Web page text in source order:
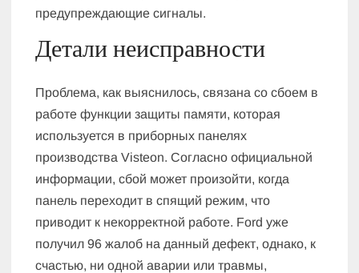
предупреждающие сигналы.
Детали неисправности
Проблема, как выяснилось, связана со сбоем в
работе функции защиты памяти, которая
используется в приборных панелях
производства Visteon. Согласно официальной
информации, сбой может произойти, когда
панель переходит в спящий режим, что
приводит к некорректной работе. Ford уже
получил 96 жалоб на данный дефект, однако, к
счастью, ни одной аварии или травмы,